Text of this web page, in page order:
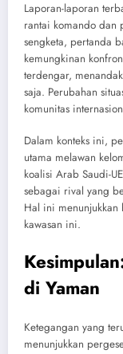
Laporan-laporan
rantai komando dan
sengketa, pertanda
kemungkinan
terdengar,
saja. Perubahan
komunitas
Dalam konteks ini,
utama melawan
koalisi Arab Saudi-
sebagai rival yang
Hal ini
kawasan ini.
di Yaman
Ketegangan yang
menunjukkan